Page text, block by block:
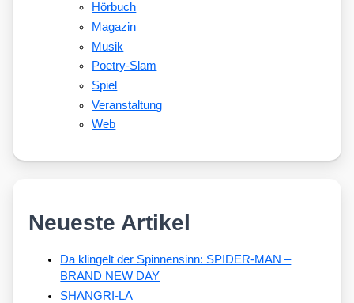
Hörbuch
Magazin
Musik
Poetry-Slam
Spiel
Veranstaltung
Web
Neueste Artikel
Da klingelt der Spinnensinn: SPIDER-MAN –
BRAND NEW DAY
SHANGRI-LA